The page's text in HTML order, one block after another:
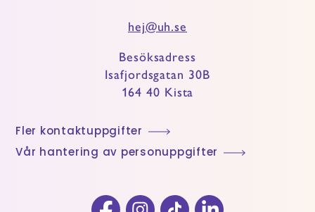
hej@uh.se
Besöksadress
Isafjordsgatan 30B
164 40 Kista
Fler kontaktuppgifter
Vår hantering av personuppgifter
FacebookInstagramTikTok LinkedIn